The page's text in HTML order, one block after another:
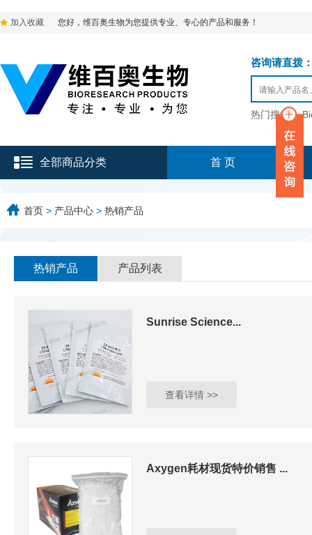
加入收藏 您好，维百奥生物为您提供专业、专心的产品和服务！
咨询请直拨
热门搜索：
全部商品分类 首 页
首页 > 产品中心 > 热销产品
热销产品 产品列表
Sunrise Science...
查看详情 >>
Axygen耗材现货特价销售 ...